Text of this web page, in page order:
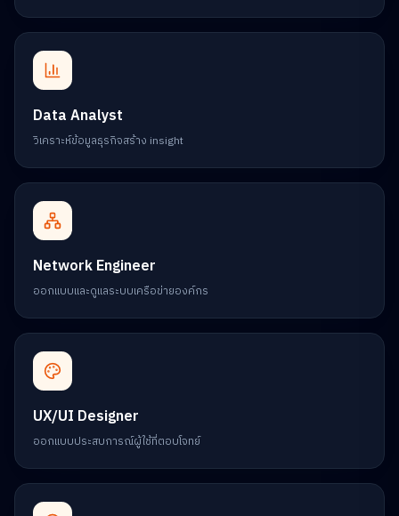
Data Analyst
วิเคราะห์ข้อมูลธุรกิจสร้าง insight
Network Engineer
ออกแบบและดูแลระบบเครือข่ายองค์กร
UX/UI Designer
ออกแบบประสบการณ์ผู้ใช้ที่ตอบโจทย์